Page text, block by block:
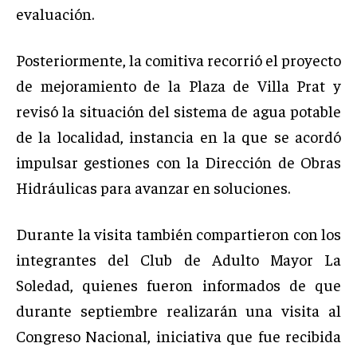
evaluación.
Posteriormente, la comitiva recorrió el proyecto
de mejoramiento de la Plaza de Villa Prat y
revisó la situación del sistema de agua potable
de la localidad, instancia en la que se acordó
impulsar gestiones con la Dirección de Obras
Hidráulicas para avanzar en soluciones.
Durante la visita también compartieron con los
integrantes del Club de Adulto Mayor La
Soledad, quienes fueron informados de que
durante septiembre realizarán una visita al
Congreso Nacional, iniciativa que fue recibida